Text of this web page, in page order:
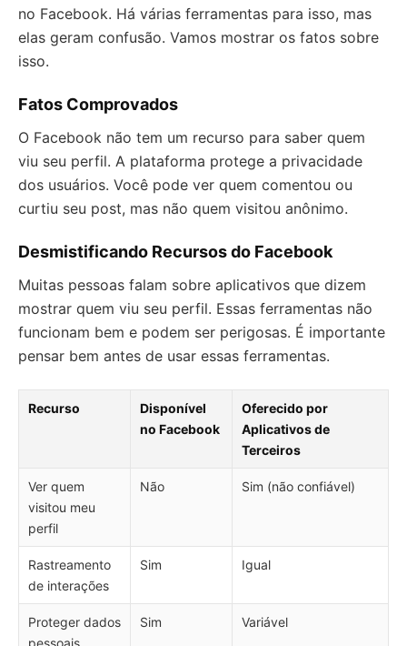
no Facebook. Há várias ferramentas para isso, mas
elas geram confusão. Vamos mostrar os fatos sobre
isso.
Fatos Comprovados
O Facebook não tem um recurso para saber quem
viu seu perfil. A plataforma protege a privacidade
dos usuários. Você pode ver quem comentou ou
curtiu seu post, mas não quem visitou anônimo.
Desmistificando Recursos do Facebook
Muitas pessoas falam sobre aplicativos que dizem
mostrar quem viu seu perfil. Essas ferramentas não
funcionam bem e podem ser perigosas. É importante
pensar bem antes de usar essas ferramentas.
Recurso
Disponível
no Facebook
Oferecido por
Aplicativos de
Terceiros
Ver quem
visitou meu
perfil
Não Sim (não confiável)
Rastreamento
de interações
Sim Igual
Proteger dados
pessoais
Sim Variável